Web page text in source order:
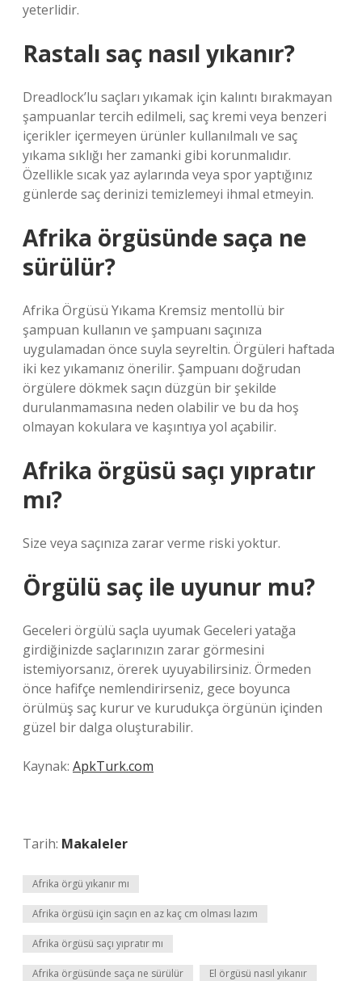
yeterlidir.
Rastalı saç nasıl yıkanır?
Dreadlock’lu saçları yıkamak için kalıntı bırakmayan
şampuanlar tercih edilmeli, saç kremi veya benzeri
içerikler içermeyen ürünler kullanılmalı ve saç
yıkama sıklığı her zamanki gibi korunmalıdır.
Özellikle sıcak yaz aylarında veya spor yaptığınız
günlerde saç derinizi temizlemeyi ihmal etmeyin.
Afrika örgüsünde saça ne
sürülür?
Afrika Örgüsü Yıkama Kremsiz mentollü bir
şampuan kullanın ve şampuanı saçınıza
uygulamadan önce suyla seyreltin. Örgüleri haftada
iki kez yıkamanız önerilir. Şampuanı doğrudan
örgülere dökmek saçın düzgün bir şekilde
durulanmamasına neden olabilir ve bu da hoş
olmayan kokulara ve kaşıntıya yol açabilir.
Afrika örgüsü saçı yıpratır
mı?
Size veya saçınıza zarar verme riski yoktur.
Örgülü saç ile uyunur mu?
Geceleri örgülü saçla uyumak Geceleri yatağa
girdiğinizde saçlarınızın zarar görmesini
istemiyorsanız, örerek uyuyabilirsiniz. Örmeden
önce hafifçe nemlendirirseniz, gece boyunca
örülmüş saç kurur ve kurudukça örgünün içinden
güzel bir dalga oluşturabilir.
Kaynak: ApkTurk.com
Tarih: Makaleler
Afrika örgü yıkanır mı
Afrika örgüsü için saçın en az kaç cm olması lazım
Afrika örgüsü saçı yıpratır mı
Afrika örgüsünde saça ne sürülür El örgüsü nasıl yıkanır